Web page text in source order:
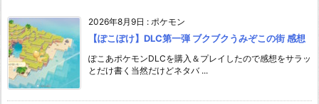
2026年8月9日 : ポケモン
【ぽこぽけ】DLC第一弾 ブクブクうみぞこの街 感想
ぽこあポケモンDLCを購入＆プレイしたので感想をサラッ
とだけ書く当然だけどネタバ ...